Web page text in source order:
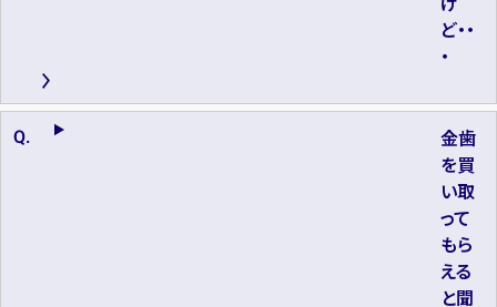
ど・・
・
金歯
を買
い取
って
もら
える
と聞